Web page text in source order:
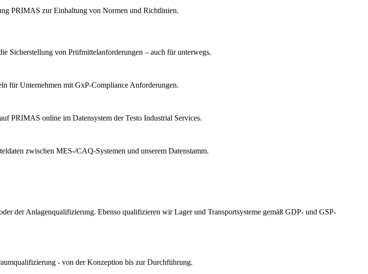
PRIMAS zur Einhaltung von Normen und Richtlinien.
Sicherstellung von Prüfmittelanforderungen – auch für unterwegs.
für Unternehmen mit GxP-Compliance Anforderungen.
PRIMAS online im Datensystem der Testo Industrial Services.
zwischen MES-/CAQ-Systemen und unserem Datenstamm.
der Anlagenqualifizierung. Ebenso qualifizieren wir Lager und Transportsysteme gemäß GDP- und GSP-
- von der Konzeption bis zur Durchführung.